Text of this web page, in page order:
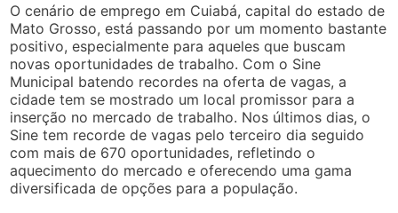
O cenário de emprego em Cuiabá, capital do estado de
Mato Grosso, está passando por um momento bastante
positivo, especialmente para aqueles que buscam
novas oportunidades de trabalho. Com o Sine
Municipal batendo recordes na oferta de vagas, a
cidade tem se mostrado um local promissor para a
inserção no mercado de trabalho. Nos últimos dias, o
Sine tem recorde de vagas pelo terceiro dia seguido
com mais de 670 oportunidades, refletindo o
aquecimento do mercado e oferecendo uma gama
diversificada de opções para a população.